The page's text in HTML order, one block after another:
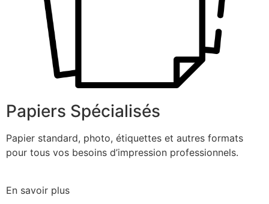
Papiers Spécialisés
Papier standard, photo, étiquettes et autres formats
pour tous vos besoins d’impression professionnels.
En savoir plus